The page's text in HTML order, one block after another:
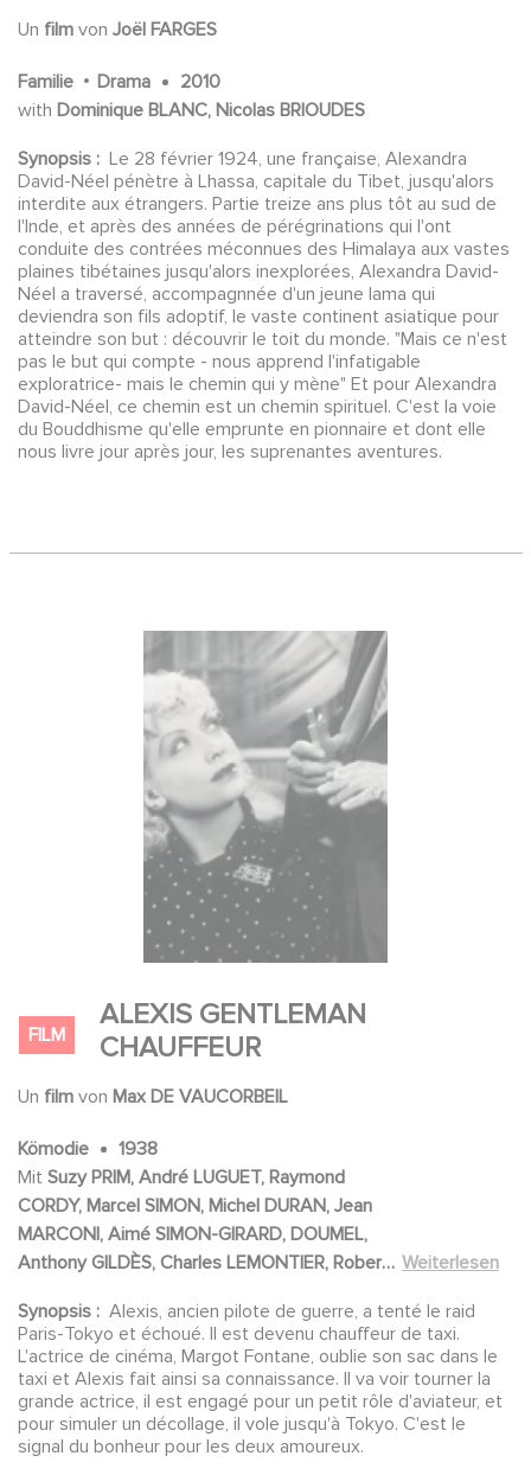
Un film von Joël FARGES
Familie . Drama
2010
with Dominique BLANC, Nicolas BRIOUDES
Synopsis : Le 28 février 1924, une française, Alexandra
David-Néel pénètre à Lhassa, capitale du Tibet, jusqu'alors
interdite aux étrangers. Partie treize ans plus tôt au sud de
l'Inde, et après des années de pérégrinations qui l'ont
conduite des contrées méconnues des Himalaya aux vastes
plaines tibétaines jusqu'alors inexplorées, Alexandra David-
Néel a traversé, accompagnnée d'un jeune lama qui
deviendra son fils adoptif, le vaste continent asiatique pour
atteindre son but : découvrir le toit du monde. "Mais ce n'est
pas le but qui compte - nous apprend l'infatigable
exploratrice- mais le chemin qui y mène" Et pour Alexandra
David-Néel, ce chemin est un chemin spirituel. C'est la voie
du Bouddhisme qu'elle emprunte en pionnaire et dont elle
nous livre jour après jour, les suprenantes aventures.
FILM
ALEXIS GENTLEMAN
CHAUFFEUR
Un film von Max DE VAUCORBEIL
Kömodie
1938
Mit Suzy PRIM, André LUGUET, Raymond
CORDY, Marcel SIMON, Michel DURAN, Jean
MARCONI, Aimé SIMON-GIRARD, DOUMEL,
Anthony GILDÈS, Charles LEMONTIER, Robert
BERGERON, Emile DALCY, Annie ROZANNE,
Hélène RAY, Pierre LABRY, Georges BEVER,
Jean GOBET, Léonce CORNE
Weiterlesen
Synopsis : Alexis, ancien pilote de guerre, a tenté le raid
Paris-Tokyo et échoué. Il est devenu chauffeur de taxi.
L'actrice de cinéma, Margot Fontane, oublie son sac dans le
taxi et Alexis fait ainsi sa connaissance. Il va voir tourner la
grande actrice, il est engagé pour un petit rôle d'aviateur, et
pour simuler un décollage, il vole jusqu'à Tokyo. C'est le
signal du bonheur pour les deux amoureux.